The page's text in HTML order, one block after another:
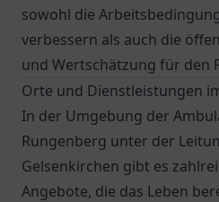
sowohl die
verbessern als auch die
und Wertschätzung für den
Orte und Dienstleistungen
In der Umgebung der
Rungenberg unter der
Gelsenkirchen gibt es
Angebote, die das Leben